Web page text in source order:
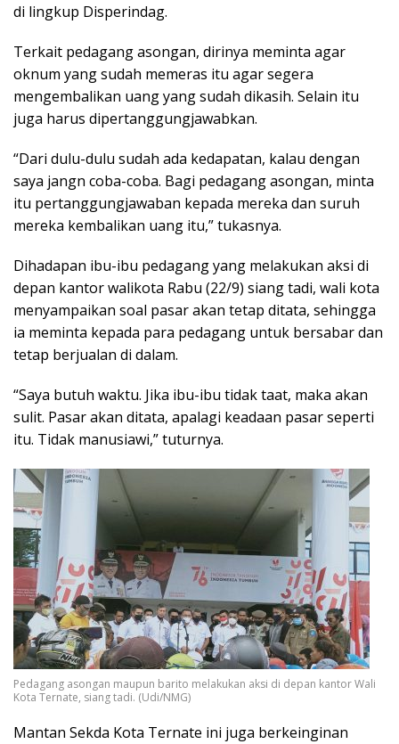
di lingkup Disperindag.
Terkait pedagang asongan, dirinya meminta agar
oknum yang sudah memeras itu agar segera
mengembalikan uang yang sudah dikasih. Selain itu
juga harus dipertanggungjawabkan.
“Dari dulu-dulu sudah ada kedapatan, kalau dengan
saya jangn coba-coba. Bagi pedagang asongan, minta
itu pertanggungjawaban kepada mereka dan suruh
mereka kembalikan uang itu,” tukasnya.
Dihadapan ibu-ibu pedagang yang melakukan aksi di
depan kantor walikota Rabu (22/9) siang tadi, wali kota
menyampaikan soal pasar akan tetap ditata, sehingga
ia meminta kepada para pedagang untuk bersabar dan
tetap berjualan di dalam.
“Saya butuh waktu. Jika ibu-ibu tidak taat, maka akan
sulit. Pasar akan ditata, apalagi keadaan pasar seperti
itu. Tidak manusiawi,” tuturnya.
Pedagang asongan maupun barito melakukan aksi di depan kantor Wali
Kota Ternate, siang tadi. (Udi/NMG)
Mantan Sekda Kota Ternate ini juga berkeinginan